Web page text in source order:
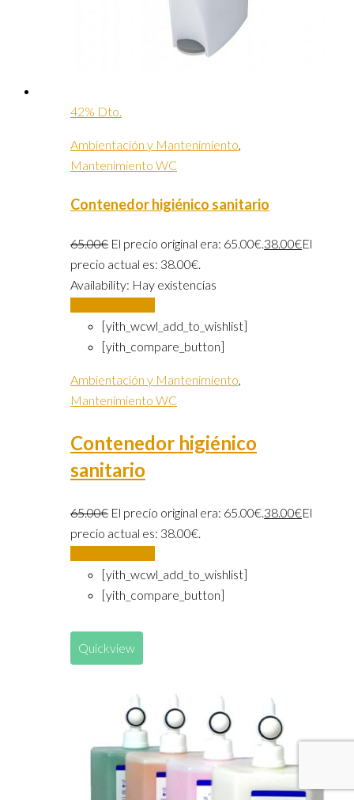
42% Dto.
Ambientación y Mantenimiento,
Mantenimiento WC
Contenedor higiénico sanitario
65.00€ El precio original era: 65.00€.38.00€El
precio actual es: 38.00€.
Availability: Hay existencias
[yith_wcwl_add_to_wishlist]
[yith_compare_button]
Ambientación y Mantenimiento,
Mantenimiento WC
Contenedor higiénico
sanitario
65.00€ El precio original era: 65.00€.38.00€El
precio actual es: 38.00€.
[yith_wcwl_add_to_wishlist]
[yith_compare_button]
Quickview